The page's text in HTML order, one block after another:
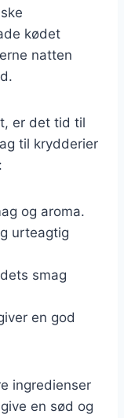
kødet
natten
er det tid til
til krydderier
og aroma.
urteagtig
smag
en god
ingredienser
en sød og